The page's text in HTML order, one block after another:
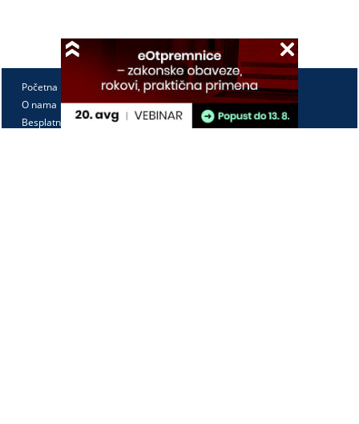
Početna
O nama
Besplatno